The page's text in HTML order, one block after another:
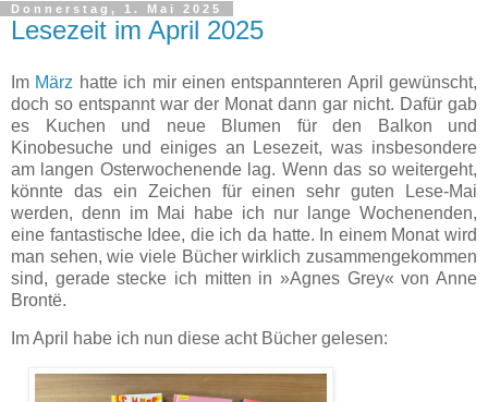
Donnerstag, 1. Mai 2025
Lesezeit im April 2025
Im März hatte ich mir einen entspannteren April gewünscht,
doch so entspannt war der Monat dann gar nicht. Dafür gab
es Kuchen und neue Blumen für den Balkon und
Kinobesuche und einiges an Lesezeit, was insbesondere
am langen Osterwochenende lag. Wenn das so weitergeht,
könnte das ein Zeichen für einen sehr guten Lese-Mai
werden, denn im Mai habe ich nur lange Wochenenden,
eine fantastische Idee, die ich da hatte. In einem Monat wird
man sehen, wie viele Bücher wirklich zusammengekommen
sind, gerade stecke ich mitten in »Agnes Grey« von Anne
Brontë.
Im April habe ich nun diese acht Bücher gelesen: